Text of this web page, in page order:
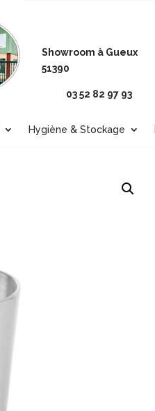
Showroom à Gueux
51390
03 52 82 97 93
Hygiène & Stockage